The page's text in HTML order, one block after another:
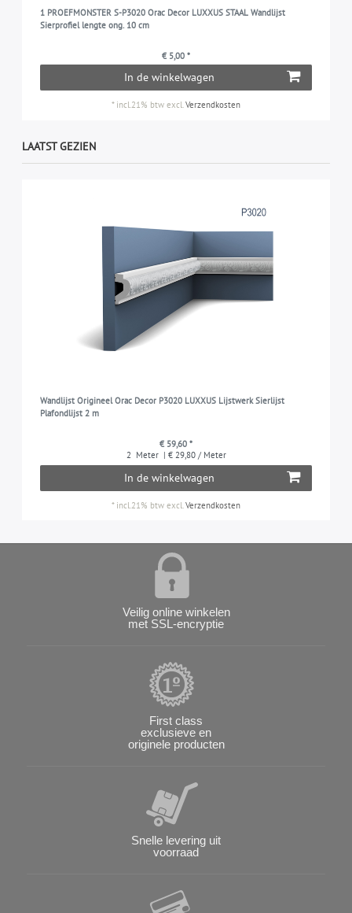
1 PROEFMONSTER S-P3020 Orac Decor LUXXUS STAAL Wandlijst
Sierprofiel lengte ong. 10 cm
€ 5,00 *
In de winkelwagen
* incl.21% btw excl.Verzendkosten
LAATST GEZIEN
Wandlijst Origineel Orac Decor P3020 LUXXUS Lijstwerk Sierlijst
Plafondlijst 2 m
€ 59,60 *
2 Meter | € 29,80 / Meter
In de winkelwagen
* incl.21% btw excl.Verzendkosten
Veilig online winkelen
met SSL-encryptie
First class
exclusieve en
originele producten
Snelle levering uit
voorraad